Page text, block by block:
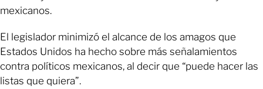
mexicanos.
El legislador minimizó el alcance de los amagos que
Estados Unidos ha hecho sobre más señalamientos
contra políticos mexicanos, al decir que “puede hacer las
listas que quiera”.